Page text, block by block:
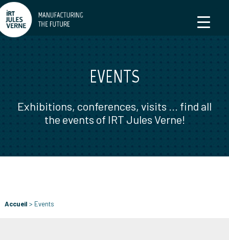
EVENTS
Exhibitions, conferences, visits ... find all
the events of IRT Jules Verne!
Accueil > Events